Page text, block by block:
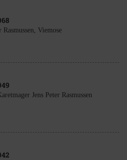
Rasmussen, Viemose
Jens Peter Rasmussen